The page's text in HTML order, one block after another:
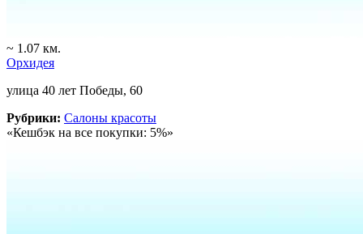
~ 1.07 км.
Орхидея
улица 40 лет Победы, 60
Рубрики: Салоны красоты
«Кешбэк на все покупки: 5%»